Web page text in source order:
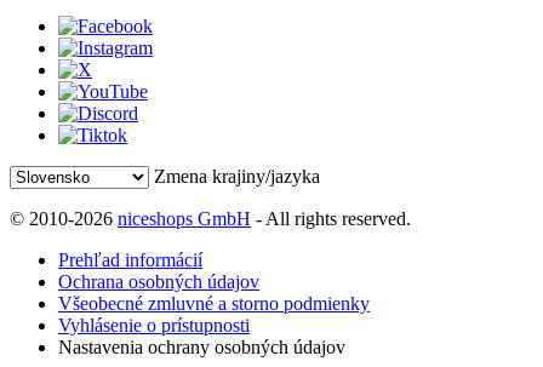
Zmena krajiny/jazyka
© 2010-2026 niceshops GmbH - All rights reserved.
Prehľad informácií
Ochrana osobných údajov
Všeobecné zmluvné a storno podmienky
Vyhlásenie o prístupnosti
Nastavenia ochrany osobných údajov